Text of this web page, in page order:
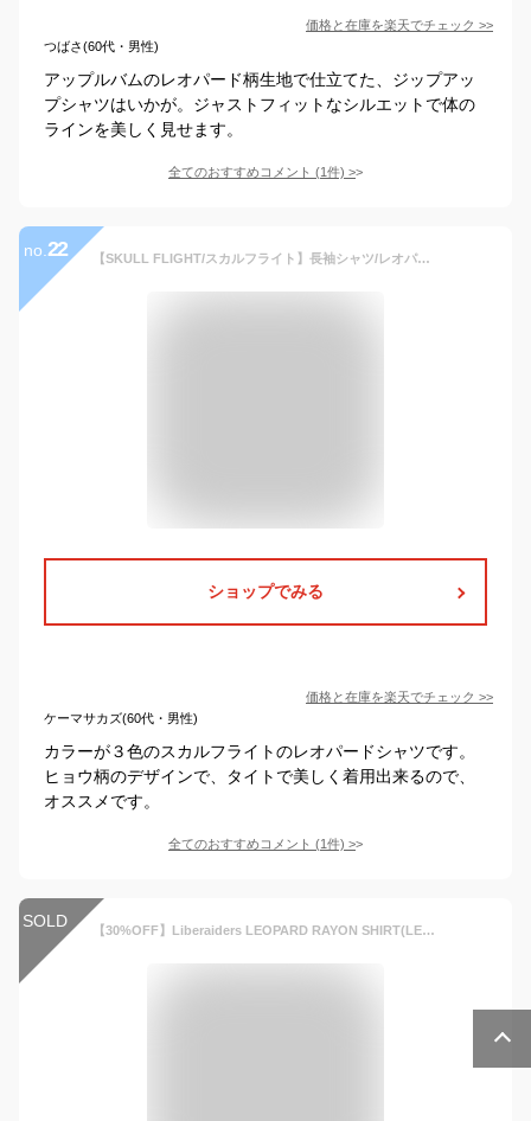
価格と在庫を楽天でチェック >>
つばさ(60代・男性)
アップルバムのレオパード柄生地で仕立てた、ジップアッ
プシャツはいかが。ジャストフィットなシルエットで体の
ラインを美しく見せます。
全てのおすすめコメント (1件) >
no. 22 【SKULL FLIGHT/スカルフライト】長袖シャツ/レオパードシャツ：SFS22-008★REAL DEALSKULL FLIGHT/スカルフライト/CALIFORNIA LINE/カリフォルニアライン/ハーレー/バイカー/シャツ/レオパード/レオパードシャツ/長袖
ショップでみる
価格と在庫を楽天でチェック >>
ケーマサカズ(60代・男性)
カラーが３色のスカルフライトのレオパードシャツです。
ヒョウ柄のデザインで、タイトで美しく着用出来るので、
オススメです。
全てのおすすめコメント (1件) >
SOLD 【30%OFF】Liberaiders LEOPARD RAYON SHIRT(LEOPARD)(リベレイダース レオパード レーヨンシャツ)【メンズ】【シャツ 開襟シャツ 襟付き ヒョウ柄 総柄 派手】【23SS】